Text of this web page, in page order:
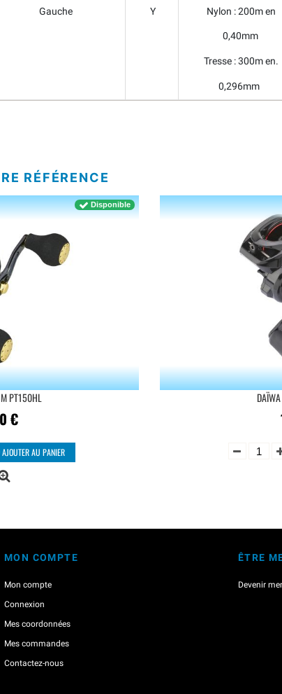
Gauche Y Nylon : 200m en
0,40mm
Tresse : 300m en.
0,296mm
RÉFÉRENCE
PT150HL
€
Disponible
AJOUTER AU PANIER
MON COMPTE
Mon compte
Connexion
Mes coordonnées
Mes commandes
Contactez-nous
ÊTRE
Devenir